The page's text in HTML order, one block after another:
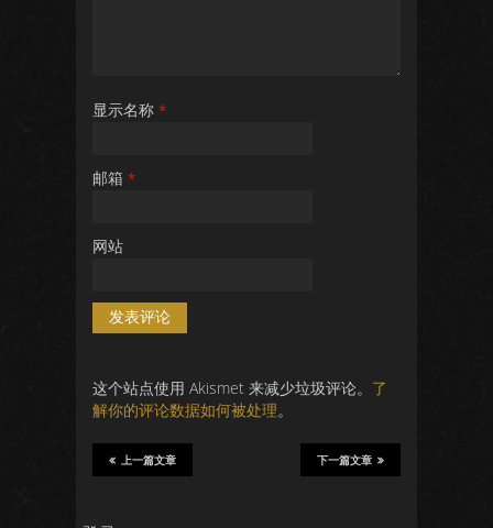
显示名称 *
邮箱 *
网站
这个站点使用 Akismet 来减少垃圾评论。 了
解你的评论数据如何被处理。
下一篇文章
上一篇文章